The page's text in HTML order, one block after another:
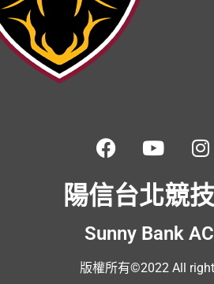
陽信台北競
Sunny Bank
版權所有©2022 All